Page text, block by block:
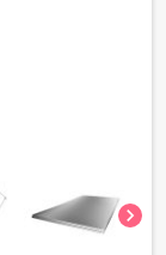
chevron_right